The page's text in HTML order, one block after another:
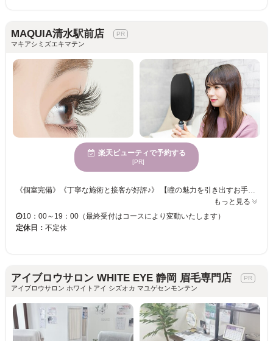
MAQUIA清水駅前店
マキアシミズエキマテン
楽天ビューティで予約する
[PR]
《個室完備》《丁寧な施術と接客が好評♪》 【瞳の魅力を引き出すお手伝い☆アイリストのセンスが詰まった理想的なアイデザインに仕上げます♪】 お好みの本数をお選びください☆彡華やかなフサフサまつげでパッチリ目元が叶います♪♪ オフィスでも馴染むナチュラルな仕上がりで、オトナ女子を演出◎ 忙しい日々を忘れてゆったり” MAQUIA”でまったりまつエク体験をしませんか？
もっと見る
10：00～19：00（最終受付はコースにより変動いたします）
定休日： 不定休
アイブロウサロン WHITE EYE 静岡 眉毛専門店
アイブロウサロン ホワイトアイ シズオカ マユゲセンモンテン